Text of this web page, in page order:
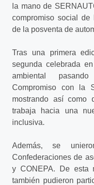
la mano de
compromiso social de
de la posventa de
Tras una primera
segunda celebrada
ambiental
Compromiso con la
mostrando así como
trabaja hacia una
inclusiva.
Además, se
Confederaciones de
y CONEPA. De esta
también pudieron